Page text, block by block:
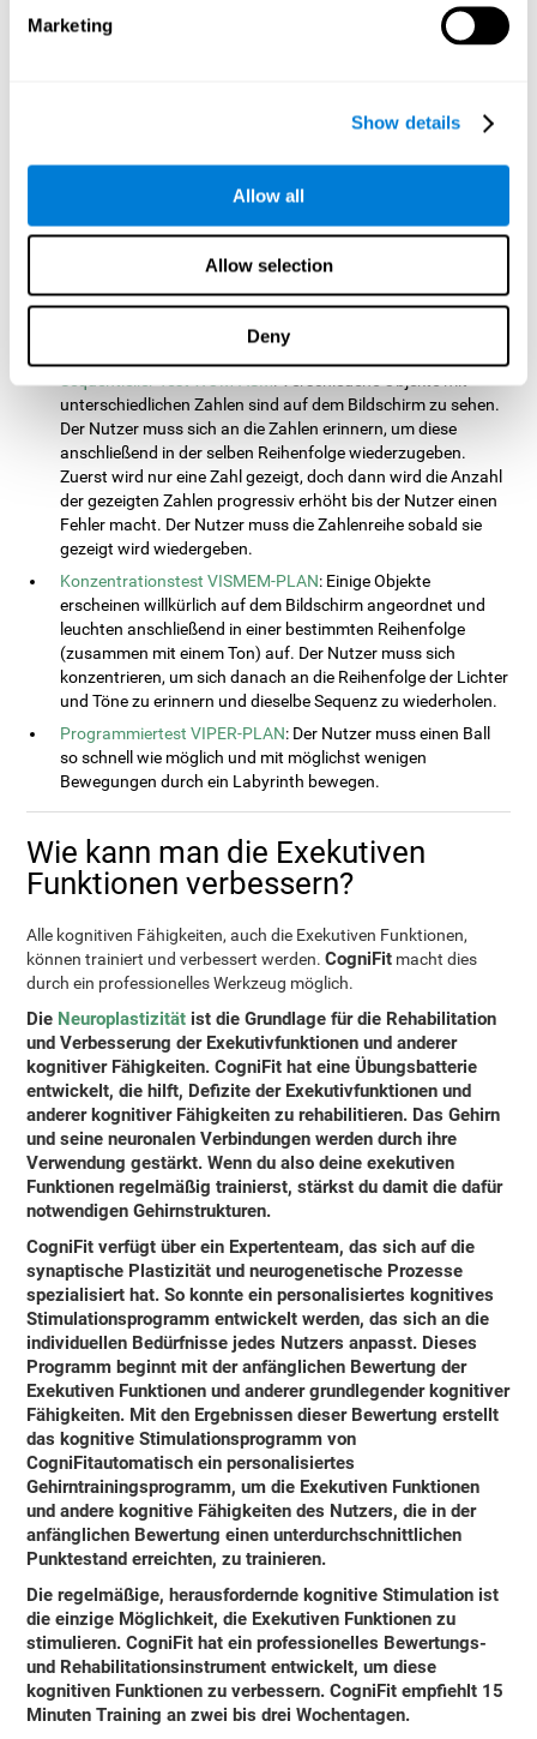
Marketing
Show details
Allow all
Allow selection
Deny
die Größe und Form beobachten und die größere Figur
wählen. Anschließend muss er die höhere Zahl auswählen.
möglich reagieren, wenn die Farbe des Wortes mit dem Text
reagiert der Nutzer nicht.
Erkennungstest WOM-REST: Drei gewöhnliche Objekte
erscheinen auf dem Bildschirm. Der Nutzer muss sich so
gezeigt werden, erinnern. Danach sind vier Serien mit drei
unterschiedlichen Objekten zu sehen, der Nutzer muss jene
Serie identifizieren, die dieselbe Reihenfolge wie die
anfänglich gezeigten Objekte aufweist.
Sequentieller Test WOM-ASM: Verschiedene Objekte mit
unterschiedlichen Zahlen sind auf dem Bildschirm zu sehen.
Der Nutzer muss sich an die Zahlen erinnern, um diese
anschließend in der selben Reihenfolge wiederzugeben.
Zuerst wird nur eine Zahl gezeigt, doch dann wird die Anzahl
der gezeigten Zahlen progressiv erhöht bis der Nutzer einen
Fehler macht. Der Nutzer muss die Zahlenreihe sobald sie
gezeigt wird wiedergeben.
Konzentrationstest VISMEM-PLAN: Einige Objekte
erscheinen willkürlich auf dem Bildschirm angeordnet und
leuchten anschließend in einer bestimmten Reihenfolge
(zusammen mit einem Ton) auf. Der Nutzer muss sich
konzentrieren, um sich danach an die Reihenfolge der Lichter
und Töne zu erinnern und dieselbe Sequenz zu wiederholen.
Programmiertest VIPER-PLAN: Der Nutzer muss einen Ball
so schnell wie möglich und mit möglichst wenigen
Bewegungen durch ein Labyrinth bewegen.
Wie kann man die Exekutiven
Funktionen verbessern?
Alle kognitiven Fähigkeiten, auch die Exekutiven Funktionen,
können trainiert und verbessert werden.CogniFit macht dies
durch ein professionelles Werkzeug möglich.
Die Neuroplastizität ist die Grundlage für die Rehabilitation
und Verbesserung der Exekutivfunktionen und anderer
kognitiver Fähigkeiten.CogniFit hat eine Übungsbatterie
entwickelt, die hilft, Defizite der Exekutivfunktionen und
anderer kognitiver Fähigkeiten zu rehabilitieren. Das Gehirn
und seine neuronalen Verbindungen werden durch ihre
Verwendung gestärkt. Wenn du also deine exekutiven
Funktionen regelmäßig trainierst, stärkst du damit die dafür
notwendigen Gehirnstrukturen.
CogniFit verfügt über ein Expertenteam, das sich auf die
synaptische Plastizität und neurogenetische Prozesse
spezialisiert hat. So konnte einpersonalisiertes kognitives
Stimulationsprogramm entwickelt werden, das sich an die
individuellen Bedürfnisse jedes Nutzers anpasst. Dieses
Programm beginnt mit der anfänglichen Bewertung der
Exekutiven Funktionen und anderer grundlegender kognitiver
Fähigkeiten. Mit den Ergebnissen dieser Bewertung erstellt
das kognitive Stimulationsprogramm von
CogniFitautomatisch ein personalisiertes
Gehirntrainingsprogramm, um die Exekutiven Funktionen
und andere kognitive Fähigkeiten des Nutzers, die in der
anfänglichen Bewertung einen unterdurchschnittlichen
Punktestand erreichten, zu trainieren.
Die regelmäßige, herausfordernde kognitive Stimulation ist
die einzige Möglichkeit, die Exekutiven Funktionen zu
stimulieren.CogniFit hat ein professionelles Bewertungs-
und Rehabilitationsinstrument entwickelt, um diese
kognitiven Funktionen zu verbessern.CogniFit empfiehlt 15
Minuten Training an zwei bis drei Wochentagen.